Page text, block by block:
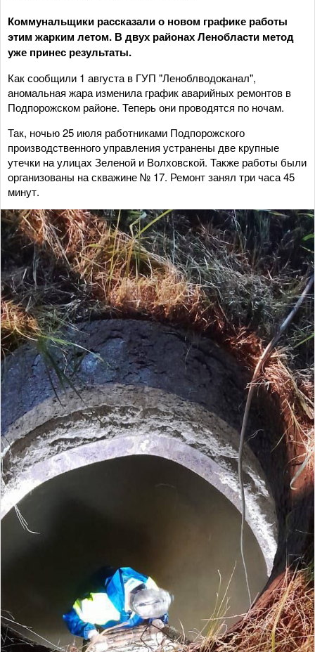
Коммунальщики рассказали о новом графике работы
этим жарким летом. В двух районах Ленобласти метод
уже принес результаты.
Как сообщили 1 августа в ГУП "Леноблводоканал",
аномальная жара изменила график аварийных ремонтов в
Подпорожском районе. Теперь они проводятся по ночам.
Так, ночью 25 июля работниками Подпорожского
производственного управления устранены две крупные
утечки на улицах Зеленой и Волховской. Также работы были
организованы на скважине № 17. Ремонт занял три часа 45
минут.